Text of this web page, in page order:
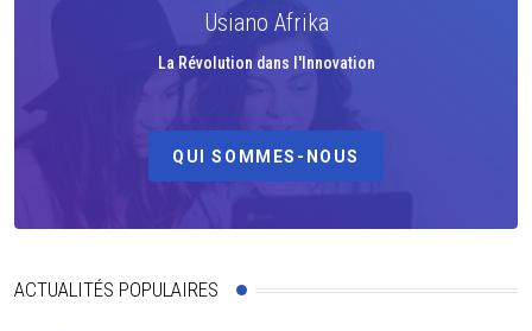
Usiano Afrika
La Révolution dans l'Innovation
QUI SOMMES-NOUS
ACTUALITÉS POPULAIRES